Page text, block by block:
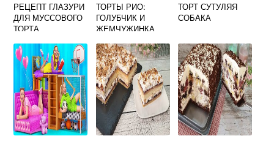
РЕЦЕПТ ГЛАЗУРИ
ДЛЯ МУССОВОГО
ТОРТА
ТОРТЫ РИО:
ГОЛУБЧИК И
ЖЕМЧУЖИНКА
ТОРТ СУТУЛЯЯ
СОБАКА